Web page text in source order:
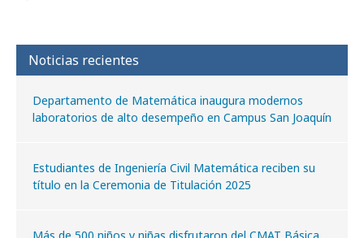
Noticias recientes
Departamento de Matemática inaugura modernos
laboratorios de alto desempeño en Campus San Joaquín
Estudiantes de Ingeniería Civil Matemática reciben su
título en la Ceremonia de Titulación 2025